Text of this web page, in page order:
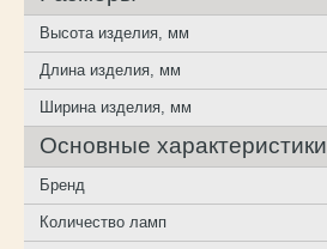
Высота изделия, мм
Длина изделия, мм
Ширина изделия, мм
Основные характеристики
Бренд
Количество ламп